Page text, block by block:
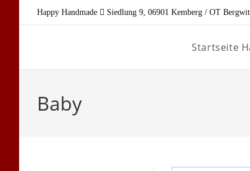
Inhalt
Happy Handmade Siedlung 9, 06901 Kemberg / OT
Startseite
Baby